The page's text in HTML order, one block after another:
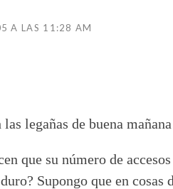
A LAS 11:28 AM
legañas de buena
que su número de
Supongo que en cosas